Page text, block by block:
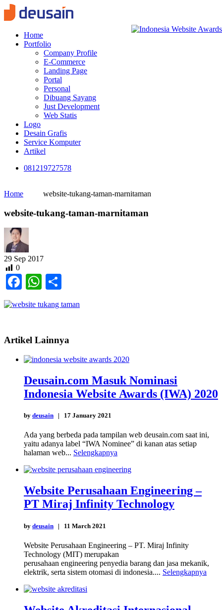
Home
Portfolio
Company Profile
E-Commerce
Landing Page
Portal
Personal
Dibuang Sayang
Just Development
Web Statis
Logo
Desain Grafis
Service Komputer
Artikel
081219727578
Home website-tukang-taman-marnitaman
website-tukang-taman-marnitaman
29 Sep 2017
0
Facebook
WhatsApp
Artikel Lainnya
Deusain.com Masuk Nominasi
Indonesia Website Awards (IWA) 2020
by deusain | 17 January 2021
Ada yang berbeda pada tampilan web deusain.com saat ini,
yaitu adanya label “IWA Nominee” di kanan atas setiap
halaman web... Selengkapnya
Website Perusahaan Engineering –
PT Miraj Infinity Technology
by deusain | 11 March 2021
Website Perusahaan Engineering – PT. Miraj Infinity
Technology (MIT) merupakan
perusahaan engineering penyedia barang dan jasa mekanik,
elektrik, serta sistem otomasi di indonesia.... Selengkapnya